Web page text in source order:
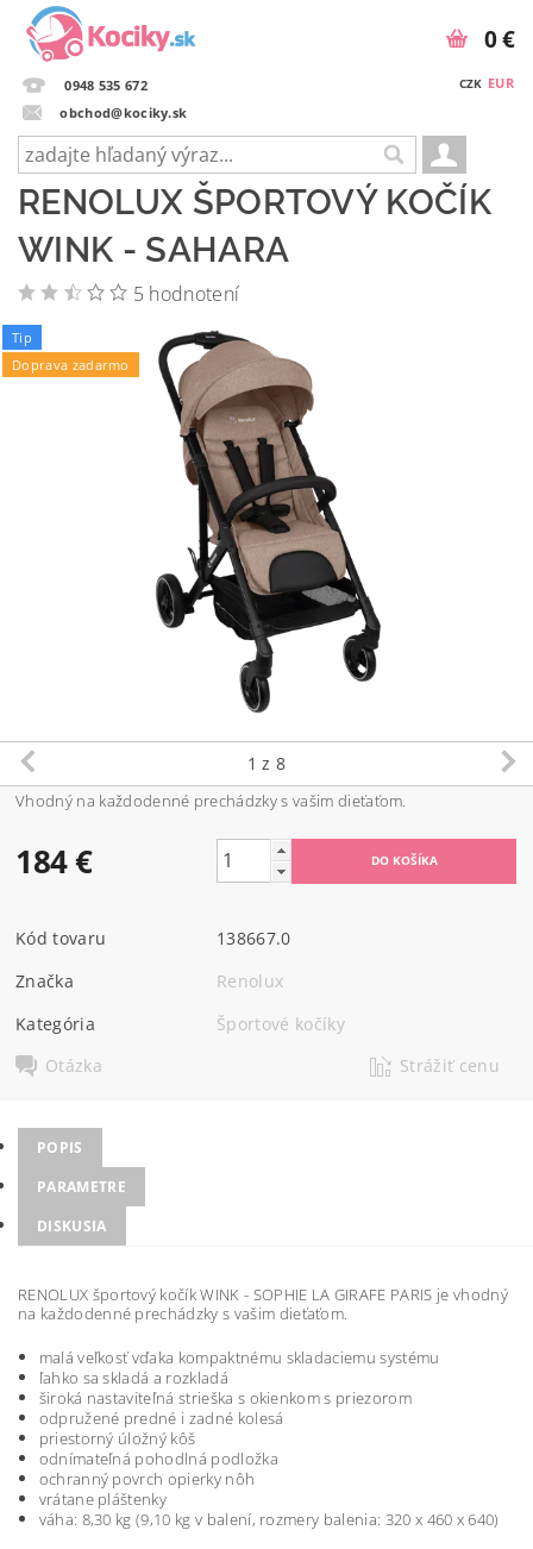
0948 535 672
obchod@kociky.sk
CZK EUR
0 €
RENOLUX ŠPORTOVÝ KOČÍK
WINK - SAHARA
5 hodnotení
Tip
Doprava zadarmo
1 z 8
Vhodný na každodenné prechádzky s vašim dieťaťom.
184 €
Kód tovaru
138667.0
Značka
Renolux
Kategória
Športové kočíky
Otázka
Strážiť cenu
POPIS
PARAMETRE
DISKUSIA
RENOLUX športový kočík WINK - SOPHIE LA GIRAFE PARIS je vhodný
na každodenné prechádzky s vašim dieťaťom.
malá veľkosť vďaka kompaktnému skladaciemu systému
ľahko sa skladá a rozkladá
široká nastaviteľná strieška s okienkom s priezorom
odpružené predné i zadné kolesá
priestorný úložný kôš
odnímateľná pohodlná podložka
ochranný povrch opierky nôh
vrátane pláštenky
váha: 8,30 kg (9,10 kg v balení, rozmery balenia: 320 x 460 x 640)